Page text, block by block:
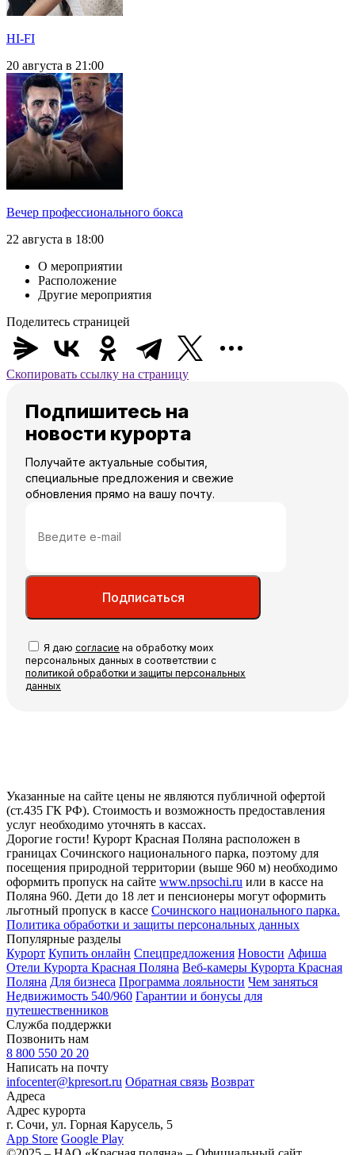
HI-FI
20 августа в 21:00
Вечер профессионального бокса
22 августа в 18:00
О мероприятии
Расположение
Другие мероприятия
Поделитесь страницей
Скопировать ссылку на страницу
Подпишитесь на
новости курорта
Получайте актуальные события,
специальные предложения и свежие
обновления прямо на вашу почту.
Подписаться
Я даю согласие на обработку моих
персональных данных в соответствии с
политикой обработки и защиты персональных
данных
Указанные на сайте цены не являются публичной офертой
(ст.435 ГК РФ). Стоимость и возможность предоставления
услуг необходимо уточнять в кассах.
Дорогие гости! Курорт Красная Поляна расположен в
границах Сочинского национального парка, поэтому для
посещения природной территории (выше 960 м) необходимо
оформить пропуск на сайте www.npsochi.ru или в кассе на
Поляна 960. Дети до 18 лет и пенсионеры могут оформить
льготный пропуск в кассе Сочинского национального парка.
Политика обработки и защиты персональных данных
Популярные разделы
Курорт Купить онлайн Спецпредложения Новости Афиша
Отели Курорта Красная Поляна Веб-камеры Курорта Красная
Поляна Для бизнеса Программа лояльности Чем заняться
Недвижимость 540/960 Гарантии и бонусы для
путешественников
Служба поддержки
Позвонить нам
8 800 550 20 20
Написать на почту
infocenter@kpresort.ru Обратная связь Возврат
Адреса
Адрес курорта
г. Сочи, ул. Горная Карусель, 5
App Store Google Play